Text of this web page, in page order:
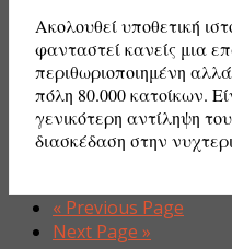
Ακολουθεί υποθετική
φανταστεί κανείς μια
περιθωριοποιημένη
πόλη 80.000 κατοίκων.
γενικότερη αντίληψη
διασκέδαση στην
« Previous Page
Next Page »